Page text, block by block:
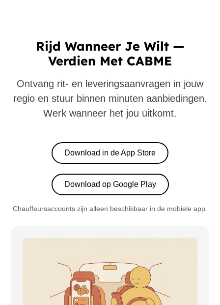
Rijd Wanneer Je Wilt —
Verdien Met CABME
Ontvang rit- en leveringsaanvragen in jouw
regio en stuur binnen minuten aanbiedingen.
Werk wanneer het jou uitkomt.
Download in de App Store
Download op Google Play
Chauffeursaccounts zijn alleen beschikbaar in de mobiele app.